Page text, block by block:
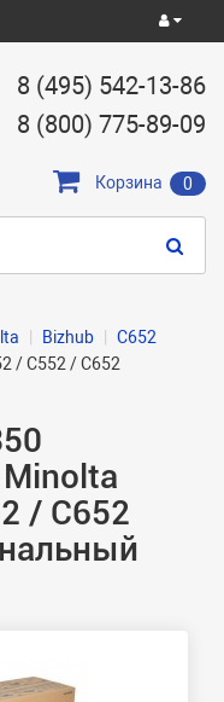
8 (495) 542-13-86
8 (800) 775-89-09
Корзина 0
Bizhub
C652
/ C552 / C652
/ C652